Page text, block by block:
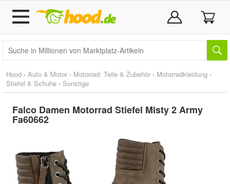
Hood › Auto & Motor › Motorrad: Teile & Zubehör › Motorradkleidung ›
Stiefel & Schuhe › Sonstige
Falco Damen Motorrad Stiefel Misty 2 Army
Fa60662